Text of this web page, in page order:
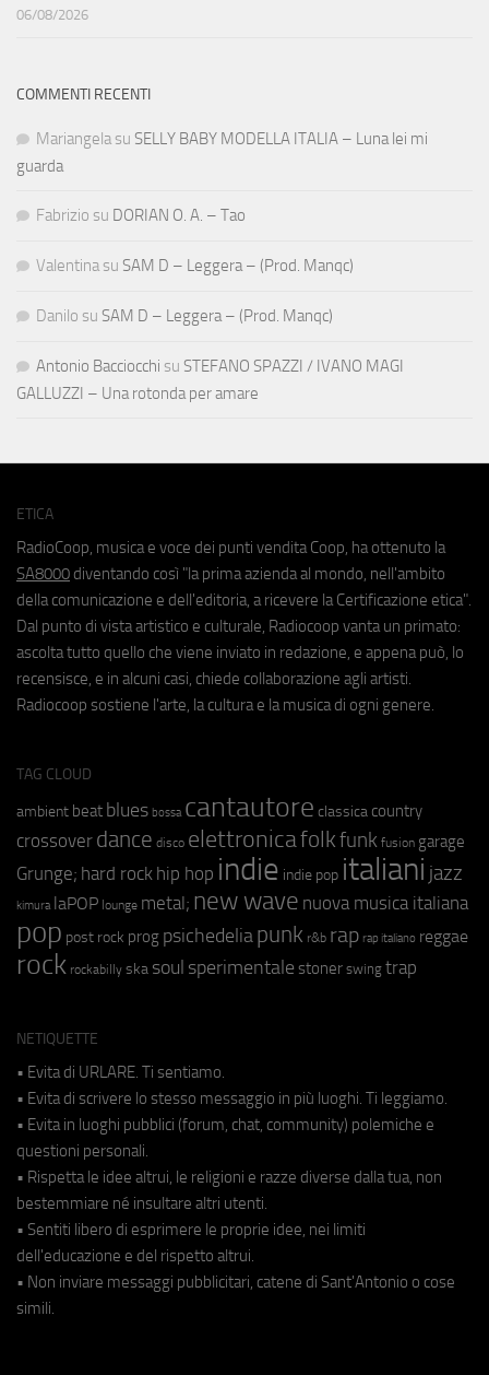
06/08/2026
COMMENTI RECENTI
Mariangela su SELLY BABY MODELLA ITALIA – Luna lei mi
guarda
Fabrizio su DORIAN O. A. – Tao
Valentina su SAM D – Leggera – (Prod. Manqc)
Danilo su SAM D – Leggera – (Prod. Manqc)
Antonio Bacciocchi su STEFANO SPAZZI / IVANO MAGI
GALLUZZI – Una rotonda per amare
ETICA
RadioCoop, musica e voce dei punti vendita Coop, ha ottenuto la
SA8000 diventando così "la prima azienda al mondo, nell'ambito
della comunicazione e dell'editoria, a ricevere la Certificazione etica".
Dal punto di vista artistico e culturale, Radiocoop vanta un primato:
ascolta tutto quello che viene inviato in redazione, e appena può, lo
recensisce, e in alcuni casi, chiede collaborazione agli artisti.
Radiocoop sostiene l'arte, la cultura e la musica di ogni genere.
TAG CLOUD
ambient beat blues bossa cantautore classica country
crossover dance disco elettronicafolkfunk fusion garage
Grunge; hard rock hip hop indie indie pop italiani jazz
kimura laPOP lounge metal; new wave nuova musica italiana
pop post rock prog psichedeliapunk r&b rap rap italiano reggae
rock rockabilly ska soul sperimentale stoner swing trap
NETIQUETTE
• Evita di URLARE. Ti sentiamo.
• Evita di scrivere lo stesso messaggio in più luoghi. Ti leggiamo.
• Evita in luoghi pubblici (forum, chat, community) polemiche e
questioni personali.
• Rispetta le idee altrui, le religioni e razze diverse dalla tua, non
bestemmiare né insultare altri utenti.
• Sentiti libero di esprimere le proprie idee, nei limiti
dell'educazione e del rispetto altrui.
• Non inviare messaggi pubblicitari, catene di Sant'Antonio o cose
simili.